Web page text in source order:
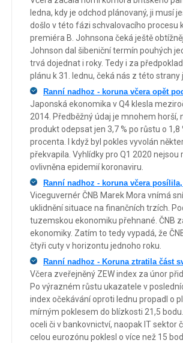
ledna, kdy je odchod plánovaný, ji musí
došlo v této fázi schvalovacího procesu
premiéra B. Johnsona čeká ještě
Johnson dal šibeniční termín pouhých
trvá dojednat i roky. Tedy i za
plánu k 31. lednu, čeká nás z této strany
Ranní nadhoz - koruna včera opět
Japonská ekonomika v Q4 klesla
2014. Předběžný údaj je mnohem
produkt odepsat jen 3,7 % po růstu o
procenta. I když byl pokles vyvolán
překvapila. Vyhlídky pro Q1 2020
ovlivněna epidemií koronaviru.
Ranní nadhoz - koruna včera
Viceguvernér ČNB Marek Mora vnímá
uklidnění situace na finančních trzích.
tuzemskou ekonomiku přehnané. ČNB
ekonomiky. Zatím to tedy vypadá, že
čtyři cuty v horizontu jednoho roku.
Ranní nadhoz - Koruna ztratila část
Včera zveřejněný ZEW index za únor
Po výrazném růstu ukazatele v
index očekávání oproti lednu propadl o
mírným poklesem do blízkosti 21,5
oceli či v bankovnictví, naopak IT sektor
celou eurozónu poklesl o více než 15